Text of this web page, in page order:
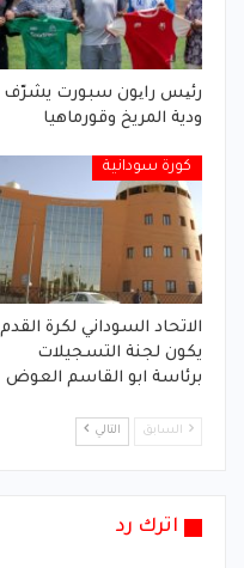
رئیس رایون سبورت يشرّف
ودية المريخ وقورماهيا
كورة سودانية
الاتحاد السوداني لكرة القدم
يكون لجنة التسجيلات
برئاسة ابو القاسم العوض
السابق التالي
اترك رد